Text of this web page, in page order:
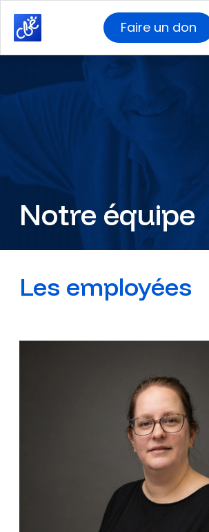
Faire un don
Notre équipe
Les employées